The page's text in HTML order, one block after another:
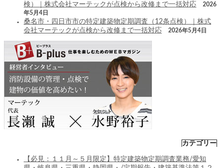
検）｜株式会社マーテックが点検から改修まで一括対応
2026
年5月4日
桑名市・四日市市の特定建築物定期調査（12条点検）｜株式
会社マーテックが点検から改修まで一括対応
2026年5月4日
カテゴリー
【必見：１１月～５月限定】特定建築物定期調査業務/愛知